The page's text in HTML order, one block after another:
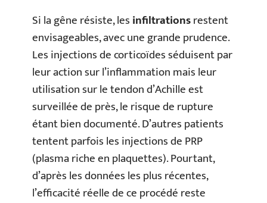
Si la gêne résiste, lesinfiltrationsrestent
envisageables, avec une grande prudence.
Les injections de corticoïdes séduisent par
leur action sur l’inflammation mais leur
utilisation sur le tendon d’Achille est
surveillée de près, le risque de rupture
étant bien documenté. D’autres patients
tentent parfois les injections de PRP
(plasma riche en plaquettes). Pourtant,
d’après les données les plus récentes,
l’efficacité réelle de ce procédé reste